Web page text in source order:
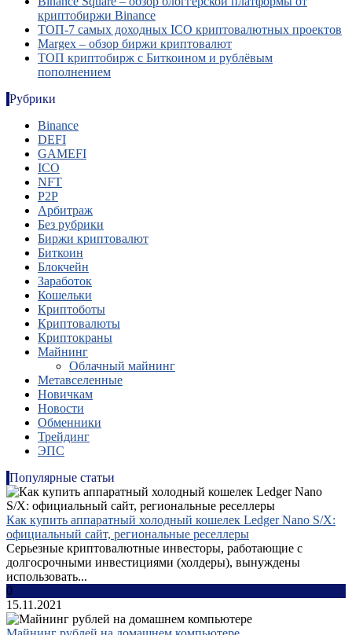
криптобиржи Binance
ТОП-7 самых доходных ICO криптовалютных проектов
Margex – обзор биржи криптовалют
ТОП криптобирж с Биткоином и рублёвым
пополнением
Рубрики
Binance
DEFI
GAMEFI
ICO
NFT
P2P
Арбитраж
Без рубрики
Биржи криптовалют
Биткоин
Блокчейн
Заработок
Кошельки
Криптоботы
Криптовалюты
Криптокраны
Майнинг
Облачный майнинг
Метавселенные
Новичкам
Новости
Обменники
Трейдинг
ЭПС
Популярные статьи
Как купить аппаратный холодный кошелек Ledger Nano S/X:
официальный сайт, региональные реселлеры
Серьезные криптовалютные инвесторы, работающие с
долгосрочными инвестициями (холдеры), вынуждены
использовать...
0
15.11.2021